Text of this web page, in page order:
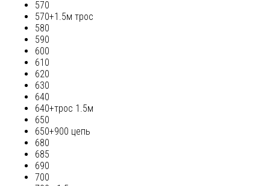
570
570+1.5м трос
580
590
600
610
620
630
640
640+трос 1.5м
650
650+900 цепь
680
685
690
700